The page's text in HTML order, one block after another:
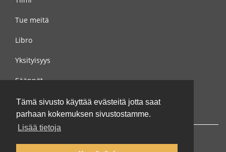
Tämä sivusto käyttää evästeitä jotta saat
parhaan kokemuksen sivustostamme.
Lisää tietoja
Tue meitä
Libro
Yksityisyys
Säännöt
Ota yhteyttä meihin